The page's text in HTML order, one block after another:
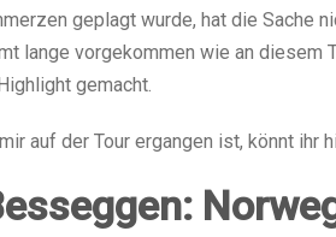
geplagt wurde, hat die Sache
lange vorgekommen wie an diesem
gemacht.
auf der Tour ergangen ist, könnt ihr